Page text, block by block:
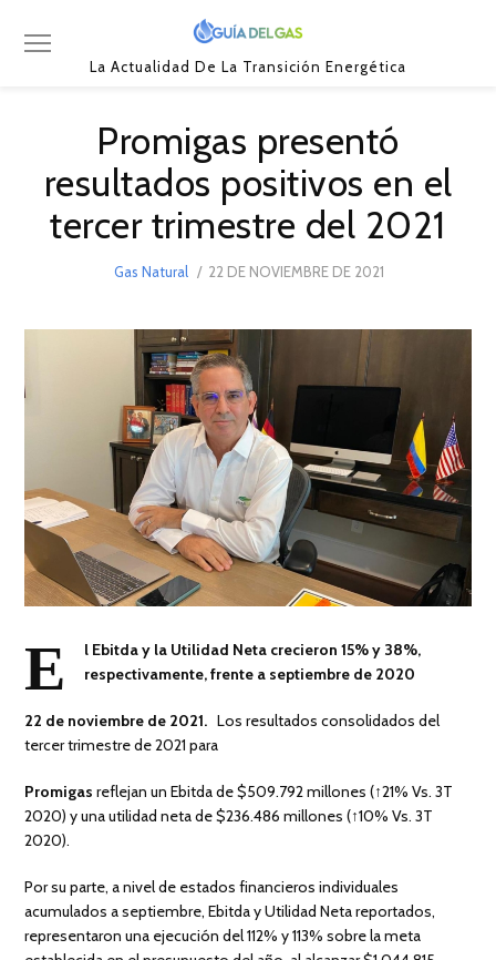
La Actualidad De La Transición Energética
Promigas presentó
resultados positivos en el
tercer trimestre del 2021
Gas Natural
POSTED
22 DE NOVIEMBRE DE 2021
E
l Ebitda y la Utilidad Neta crecieron 15% y 38%,
respectivamente, frente a septiembre de 2020
22 de noviembre de 2021. Los resultados consolidados del
tercer trimestre de 2021 para
Promigas reflejan un Ebitda de $509.792 millones (↑21% Vs. 3T
2020) y una utilidad neta de $236.486 millones (↑10% Vs. 3T
2020).
Por su parte, a nivel de estados financieros individuales
acumulados a septiembre, Ebitda y Utilidad Neta reportados,
representaron una ejecución del 112% y 113% sobre la meta